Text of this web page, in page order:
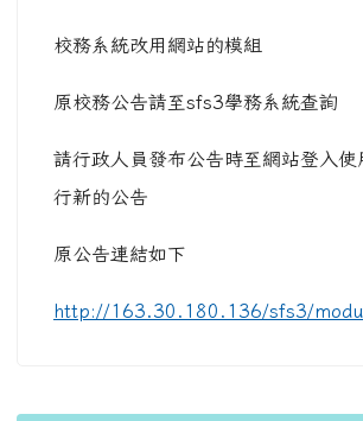
校務系統改用網站的模組
原校務公告請至sfs3學務系統查詢
請行政人員發布公告時至網站登入使
行新的公告
原公告連結如下
http://163.30.180.136/sfs3/